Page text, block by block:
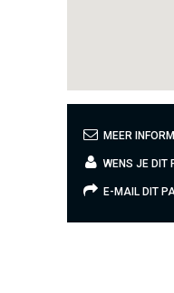
MEER
WENS JE DIT
E-MAIL DIT